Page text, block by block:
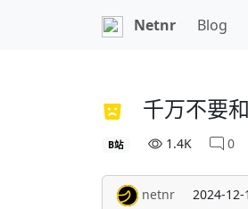
Netnr Blog
千万不要
B站 1.4K 0
netnr 2024-12-